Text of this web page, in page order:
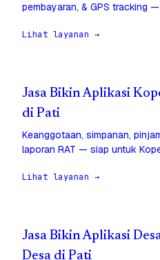
pembayaran, & GPS tracking
Lihat layanan →
Jasa Bikin Aplikasi
di Pati
Keanggotaan, simpanan,
laporan RAT — siap untuk
Lihat layanan →
Jasa Bikin Aplikasi
Desa di Pati